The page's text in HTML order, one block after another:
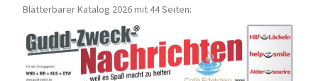
Blätterbarer Katalog 2026 mit 44 Seiten: